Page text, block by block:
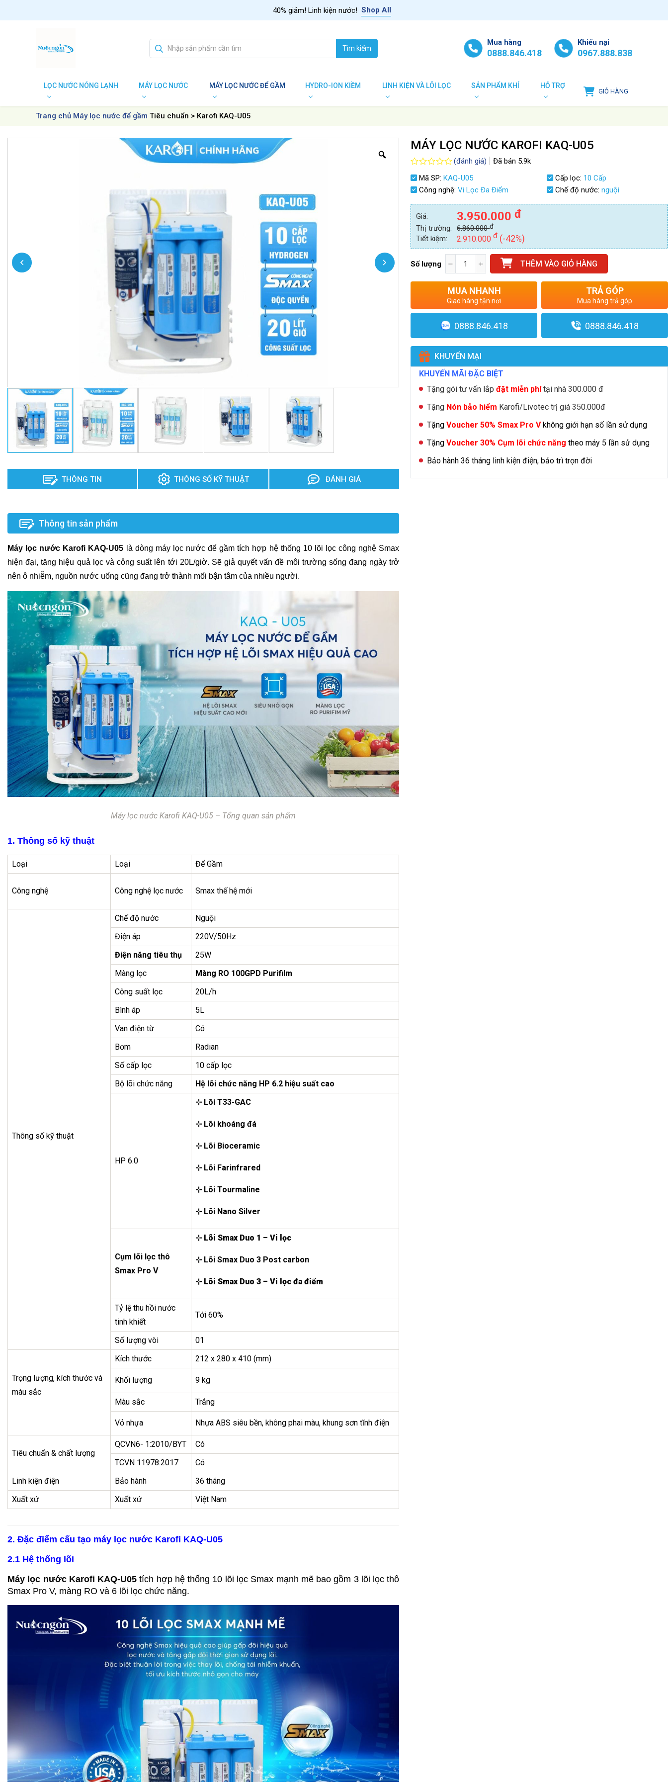
40% giảm! Linh kiện nước! Shop All
Tìm kiếm
Mua hàng
0888.846.418
Khiếu nại
0967.888.838
LỌC NƯỚC NÓNG LẠNH MÁY LỌC NƯỚC MÁY LỌC NƯỚC ĐỂ GẦM HYDRO-ION KIỀM LINH KIỆN VÀ LÕI LỌC SẢN PHẨM KHÍ HỖ TRỢ
GIỎ HÀNG
Trang chủ Máy lọc nước để gầm Tiêu chuẩn > Karofi KAQ-U05
MÁY LỌC NƯỚC KAROFI KAQ-U05
Được
xếp
hạng
5
sao
(đánh giá) Đã bán 5.9k
Mã SP:KAQ-U05 Cấp lọc: 10 Cấp
Công nghệ:Vi Lọc Đa Điểm Chế độ nước:nguội
Giá: 3.950.000đ
Thị trường: 6.860.000đ
Tiết kiệm: 2.910.000đ (-42%)
Số lượng THÊM VÀO GIỎ HÀNG
MUA NHANH
Giao hàng tận nơi
TRẢ GÓP
Mua hàng trả góp
0888.846.418 0888.846.418
KHUYẾN MẠI
KHUYẾN MÃI ĐẶC BIỆT
Tặng gói tư vấn lắpđặt miễn phítại nhà 300.000 đ
Tặng Nón bảo hiểm Karofi/Livotec trị giá 350.000đ
Tặng Voucher 50% Smax Pro Vkhông giới hạn số lần sử dụng
TặngVoucher 30% Cụm lõi chức năng theo máy 5 lần sử dụng
Bảo hành 36 tháng linh kiện điện, bảo trì trọn đời
THÔNG TIN THÔNG SỐ KỸ THUẬT ĐÁNH GIÁ
Thông tin sản phẩm
Máy lọc nước Karofi KAQ-U05 là dòng máy lọc nước để gầm tích hợp hệ thống 10 lõi lọc công nghệ Smax
hiện đại, tăng hiệu quả lọc và công suất lên tới 20L/giờ. Sẽ giả quyết vấn đề môi trường sống đang ngày trở
nên ô nhiễm, nguồn nước uống cũng đang trở thành mối bận tâm của nhiều người.
Máy lọc nước Karofi KAQ-U05 – Tổng quan sản phẩm
1. Thông số kỹ thuật
Loại Loại Để Gầm
Công nghệ Công nghệ lọc nước Smax thế hệ mới
Thông số kỹ thuật
Chế độ nước
Nguội
Điện áp
220V/50Hz
Điện năng tiêu thụ
25W
Màng lọc
Màng RO 100GPD Purifilm
Công suất lọc
20L/h
Bình áp
5L
Van điện từ
Có
Bơm
Radian
Số cấp lọc
10 cấp lọc
Bộ lõi chức năng
Hệ lõi chức năng HP 6.2 hiệu suất cao
HP 6.0
⊹ Lõi T33-GAC
⊹ Lõi khoáng đá
⊹ Lõi Bioceramic
⊹ Lõi Farinfrared
⊹ Lõi Tourmaline
⊹ Lõi Nano Silver
Cụm lõi lọc thô
Smax Pro V
⊹ Lõi Smax Duo 1 – Vi lọc
⊹ Lõi Smax Duo 3 Post carbon
⊹ Lõi Smax Duo 3 – Vi lọc đa điểm
Tỷ lệ thu hồi nước
tinh khiết
Tới 60%
Số lượng vòi 01
Trọng lượng, kích thước và
màu sắc
Kích thước 212 x 280 x 410 (mm)
Khối lượng 9 kg
Màu sắc Trắng
Vỏ nhựa Nhựa ABS siêu bền, không phai màu, khung sơn tĩnh điện
Tiêu chuẩn & chất lượng
QCVN6- 1:2010/BYT
Có
TCVN 11978:2017
Có
Linh kiện điện
Bảo hành
36 tháng
Xuất xứ
Xuất xứ Việt Nam
2. Đặc điểm cấu tạo máy lọc nước Karofi KAQ-U05
2.1 Hệ thống lõi
Máy lọc nước Karofi KAQ-U05 tích hợp hệ thống 10 lõi lọc Smax mạnh mẽ bao gồm 3 lõi lọc thô
Smax Pro V, màng RO và 6 lõi lọc chức năng.